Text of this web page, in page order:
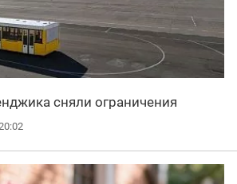
сняли ограничения